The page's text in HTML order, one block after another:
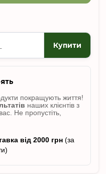
Купити
покращують життя!
наших клієнтів з
Не пропустіть,
від 2000 грн (за